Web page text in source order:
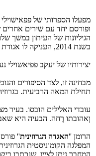
ופורסם יחד עם שירים אחרים של המחבר
הגיליונות של העיתון במשך
בשנת 2014, העניקה לו אגודת הסופרים בגרוזיה את עיטור הכבוד על שם איוואנֶה מצ'אבֶּלי על יצירותיו הספרותיות והפובליציסטיות ועל תרגומיו שפורסמו לאחרונה.
יצירותיו של יעקב פפיאשוילי
מבחינה זו, לצד הסיפורים
תחילת המאה הרביעית.
עובדי האלילים הובסו. בעיר
וְאהובתו רֶחה. הבעיה היא
הרומן ''האגדה הגרוזינית
המפלגה הקומוניסטית